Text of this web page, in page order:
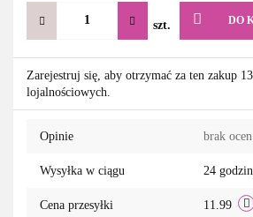
szt. DO
Zarejestruj się, aby otrzymać za ten zakup
lojalnościowych.
Opinie brak ocen
Wysyłka w ciągu 24
Cena przesyłki 11.99